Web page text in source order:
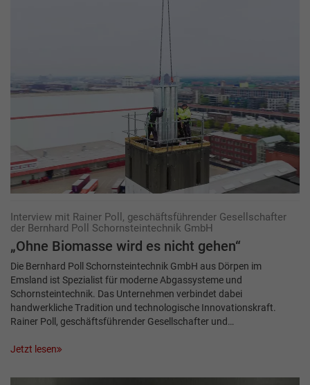
Interview mit Rainer Poll, geschäftsführender Gesellschafter
der Bernhard Poll Schornsteintechnik GmbH
„Ohne Biomasse wird es nicht gehen“
Die Bernhard Poll Schornsteintechnik GmbH aus Dörpen im
Emsland ist Spezialist für moderne Abgassysteme und
Schornsteintechnik. Das Unternehmen verbindet dabei
handwerkliche Tradition und technologische Innovationskraft.
Rainer Poll, geschäftsführender Gesellschafter und…
Jetzt lesen